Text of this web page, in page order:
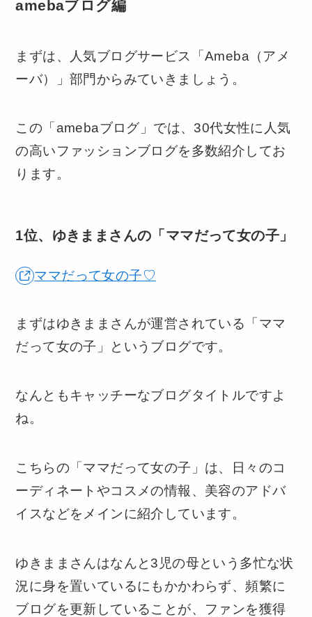
amebaブログ編
まずは、人気ブログサービス「Ameba（アメ
ーバ）」部門からみていきましょう。
この「amebaブログ」では、30代女性に人気
の高いファッションブログを多数紹介してお
ります。
1位、ゆきままさんの「ママだって女の子」
ママだって女の子♡
まずはゆきままさんが運営されている「ママ
だって女の子」というブログです。
なんともキャッチーなブログタイトルですよ
ね。
こちらの「ママだって女の子」は、日々のコ
ーディネートやコスメの情報、美容のアドバ
イスなどをメインに紹介しています。
ゆきままさんはなんと3児の母という多忙な状
況に身を置いているにもかかわらず、頻繁に
ブログを更新していることが、ファンを獲得